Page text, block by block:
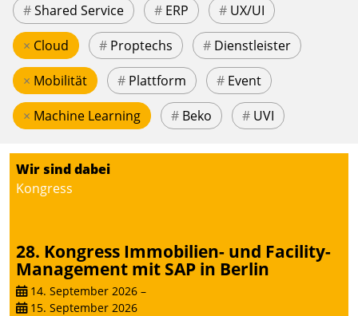
#Shared Service # ERP # UX/UI
× Cloud # Proptechs # Dienstleister
× Mobilität # Plattform # Event
× Machine Learning # Beko # UVI
Wir sind dabei
Kongress
28. Kongress Immobilien- und Facility-
Management mit SAP in Berlin
14. September 2026 –
15. September 2026